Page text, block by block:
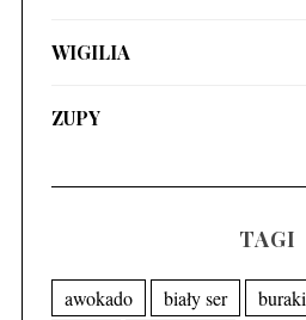
WIGILIA
ZUPY
TAGI
awokado biały ser buraki